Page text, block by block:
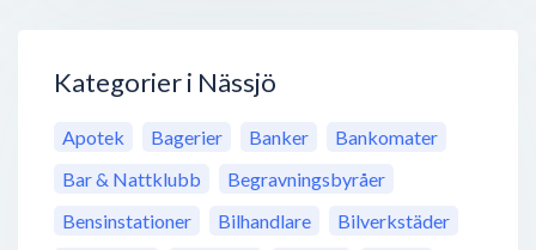
Kategorier i Nässjö
Apotek Bagerier Banker
Bankomater
Bar & Nattklubb
Begravningsbyråer
Bensinstationer
Bilhandlare
Bilverkstäder